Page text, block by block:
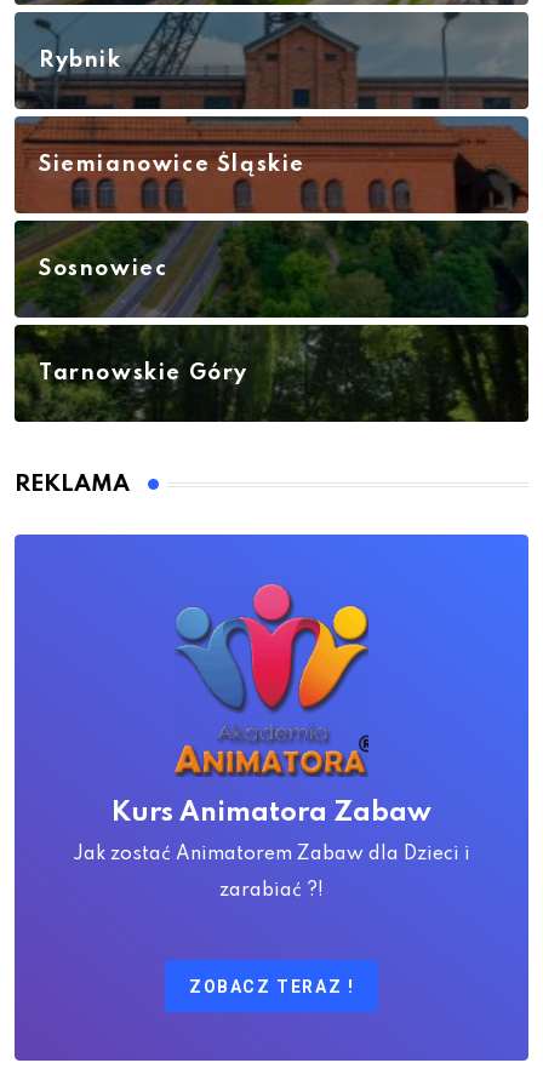
Rybnik
Siemianowice Śląskie
Sosnowiec
Tarnowskie Góry
REKLAMA
Kurs Animatora Zabaw
Jak zostać Animatorem Zabaw dla Dzieci i
zarabiać ?!
ZOBACZ TERAZ !